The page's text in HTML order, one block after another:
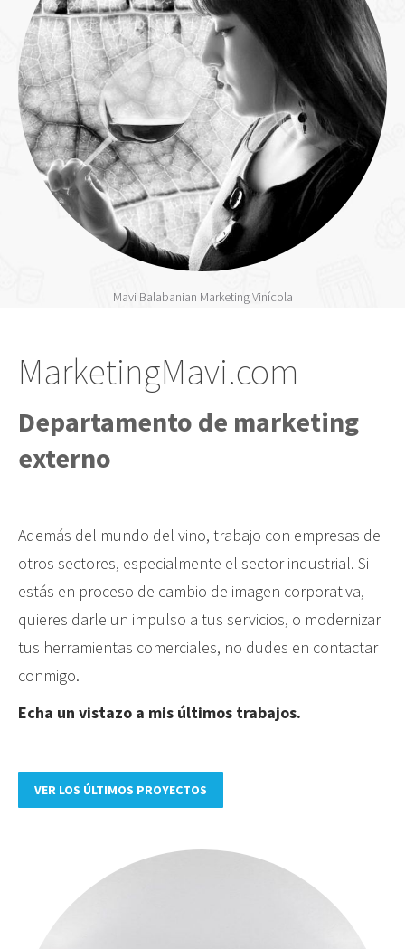
Mavi Balabanian Marketing Vinícola
MarketingMavi.com
Departamento de marketing
externo
Además del mundo del vino, trabajo con empresas de
otros sectores, especialmente el sector industrial. Si
estás en proceso de cambio de imagen corporativa,
quieres darle un impulso a tus servicios, o modernizar
tus herramientas comerciales, no dudes en contactar
conmigo.
Echa un vistazo a mis últimos trabajos.
VER LOS ÚLTIMOS PROYECTOS